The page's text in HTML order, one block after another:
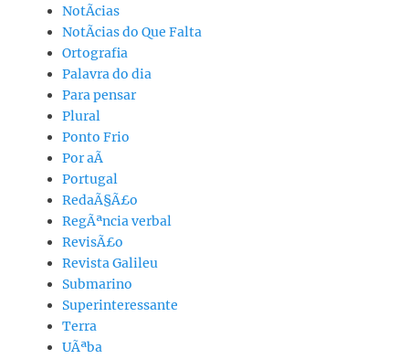
NotÃ­cias
NotÃ­cias do Que Falta
Ortografia
Palavra do dia
Para pensar
Plural
Ponto Frio
Por aÃ­
Portugal
RedaÃ§Ã£o
RegÃªncia verbal
RevisÃ£o
Revista Galileu
Submarino
Superinteressante
Terra
UÃªba